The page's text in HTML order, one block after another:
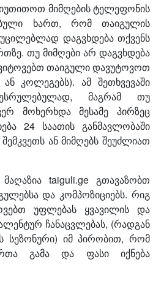
მიმღების ტელეფონის
ხართ, რომ თაიგულის
დაგვხდება თქვენს
თუ მიმღები არ დაგვხდება
თაიგული დავუტოვოთ
კოლეგებს). ამ შეთხვევაში
მაგრამ თუ
მოხერხდა მესამე პირზეც
24 საათის განმავლობაში
ან მიმღებს შეუძლიათ
taiguli.ge გთავაზობთ
და კომპოზიციებს. რიგ
უფლებას ყვავილის და
ჩანაცვლებას, (რადგან
სეზონური) იმ პირობით, რომ
გამა და ფასი იქნება